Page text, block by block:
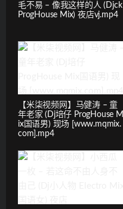
毛不易 – 像我这样的人 (Djck
ProgHouse Mix) 夜店vj.mp4
【米柒视频网】马健涛 – 童
年老家 (Dj培仔 ProgHouse M
ix国语男) 现场 [www.mqmix.
com].mp4